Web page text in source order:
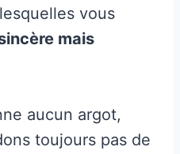
vous
mais
aucun argot,
toujours pas de